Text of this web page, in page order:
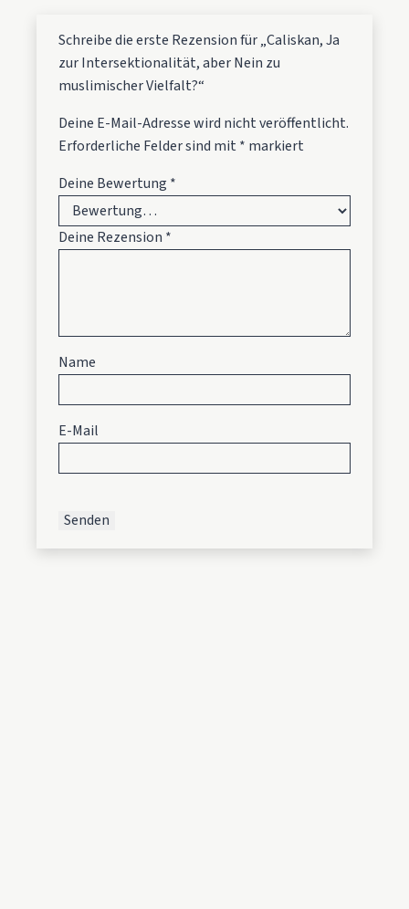
Schreibe die erste Rezension für „Caliskan, Ja
zur Intersektionalität, aber Nein zu
muslimischer Vielfalt?“
Deine E-Mail-Adresse wird nicht veröffentlicht.
Erforderliche Felder sind mit * markiert
Deine Bewertung *
Deine Rezension *
Name
E-Mail